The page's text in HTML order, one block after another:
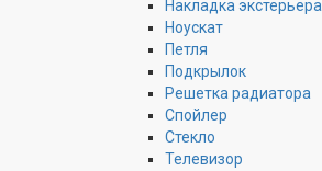
Накладка экстерьера
Ноускат
Петля
Подкрылок
Решетка радиатора
Спойлер
Стекло
Телевизор